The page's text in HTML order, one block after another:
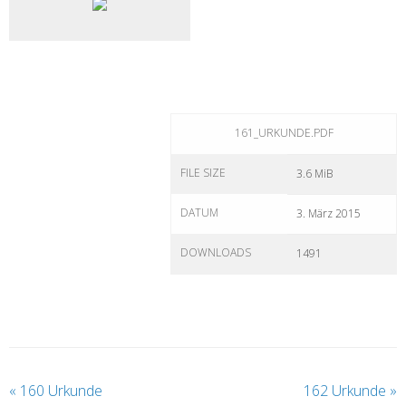
161_URKUNDE.PDF
FILE SIZE 3.6 MiB
DATUM 3. März 2015
DOWNLOADS 1491
« 160 Urkunde 162 Urkunde »